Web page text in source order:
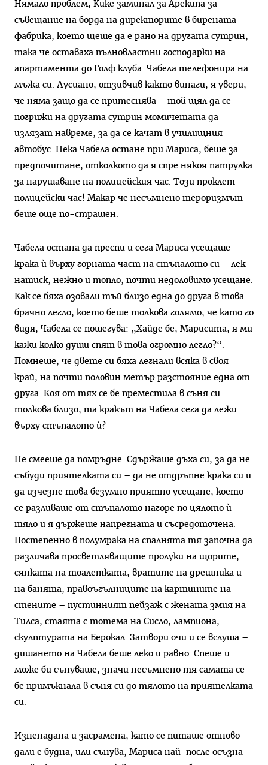
Нямало проблем, Кике заминал за Арекипа за
съвещание на борда на директорите в бирената
фабрика, което щеше да е рано на другата сутрин,
така че оставаха пълновластни господарки на
апартамента до Голф клуба. Чабела телефонира на
мъжа си. Лусиано, отзивчив както винаги, я увери,
че няма защо да се притеснява – той щял да се
погрижи на другата сутрин момичетата да
излязат навреме, за да се качат в училищния
автобус. Нека Чабела остане при Мариса, беше за
предпочитане, отколкото да я спре някоя патрулка
за нарушаване на полицейския час. Този проклет
полицейски час! Макар че несъмнено тероризмът
беше още по-страшен.
Чабела остана да преспи и сега Мариса усещаше
крака ѝ върху горната част на стъпалото си – лек
натиск, нежно и топло, почти недоловимо усещане.
Как се бяха озовали тъй близо една до друга в това
брачно легло, което беше толкова голямо, че като го
видя, Чабела се пошегува: „Хайде бе, Марисита, я ми
кажи колко души спят в това огромно легло?“.
Помнеше, че двете си бяха легнали всяка в своя
край, на почти половин метър разстояние една от
друга. Коя от тях се бе преместила в съня си
толкова близо, та кракът на Чабела сега да лежи
върху стъпалото ѝ?
Не смееше да помръдне. Сдържаше дъха си, за да не
събуди приятелката си – да не отдръпне крака си и
да изчезне това безумно приятно усещане, което
се разливаше от стъпалото нагоре по цялото ѝ
тяло и я държеше напрегната и съсредоточена.
Постепенно в полумрака на спалнята тя започна да
различава просветляващите пролуки на щорите,
сянката на тоалетката, вратите на дрешника и
на банята, правоъгълниците на картините на
стените – пустинният пейзаж с жената змия на
Тилса, стаята с тотема на Сисло, лампиона,
скулптурата на Берокал. Затвори очи и се вслуша –
дишането на Чабела беше леко и равно. Спеше и
може би сънуваше, значи несъмнено тя самата се
бе примъкнала в съня си до тялото на приятелката
си.
Изненадана и засрамена, като се питаше отново
дали е будна, или сънува, Мариса най-после осъзна